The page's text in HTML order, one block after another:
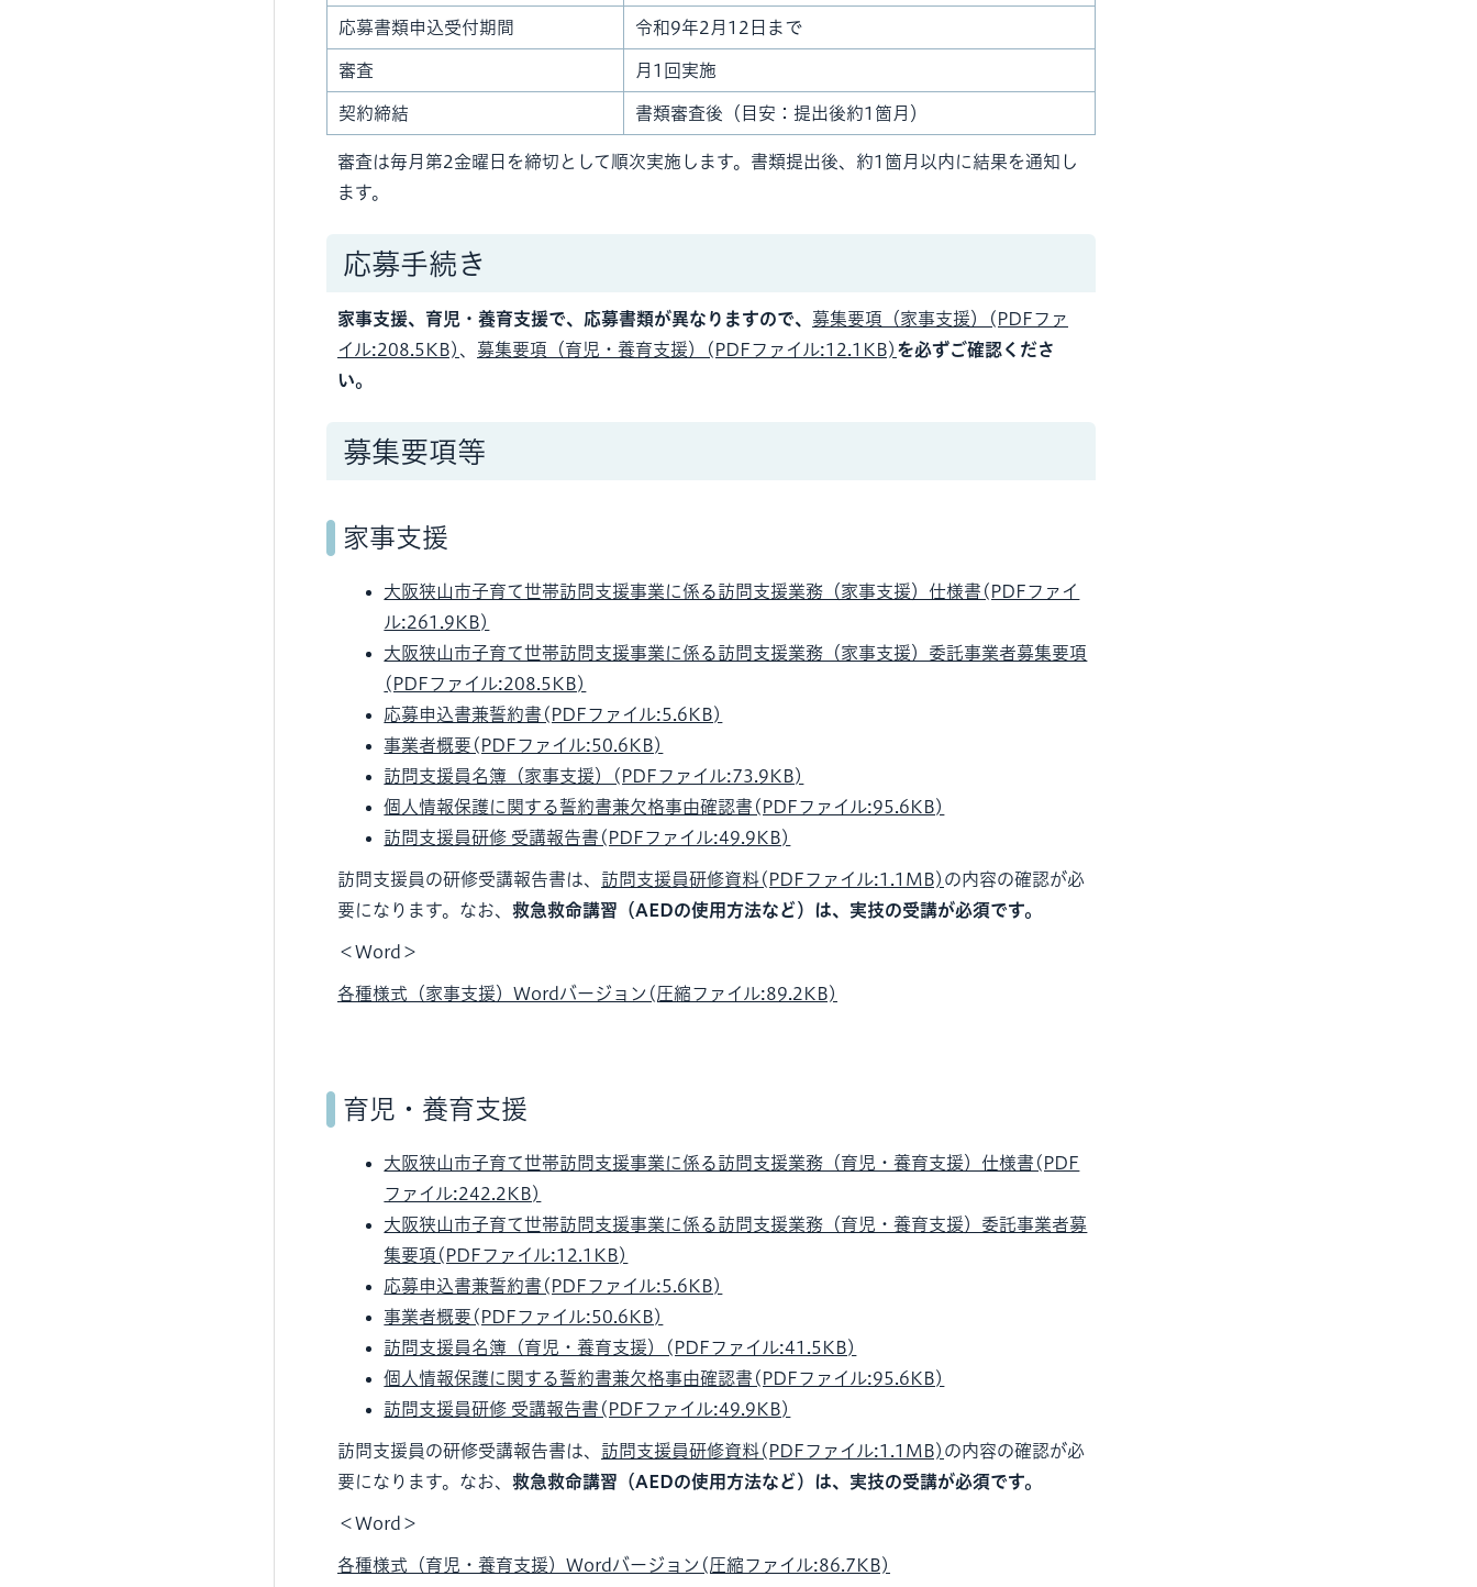
応募書類申込受付期間 令和9年2月12日まで
審査 月1回実施
契約締結 書類審査後（目安：提出後約1箇月）
審査は毎月第2金曜日を締切として順次実施します。書類提出後、約1箇月以内に結果を通知し
ます。
応募手続き
家事支援、育児・養育支援で、応募書類が異なりますので、 募集要項（家事支援）(PDFファ
イル:208.5KB) 、 募集要項（育児・養育支援）(PDFファイル:12.1KB) を必ずご確認くださ
い。
募集要項等
家事支援
大阪狭山市子育て世帯訪問支援事業に係る訪問支援業務（家事支援）仕様書(PDFファイ
ル:261.9KB)
大阪狭山市子育て世帯訪問支援事業に係る訪問支援業務（家事支援）委託事業者募集要項
(PDFファイル:208.5KB)
応募申込書兼誓約書(PDFファイル:5.6KB)
事業者概要(PDFファイル:50.6KB)
訪問支援員名簿（家事支援）(PDFファイル:73.9KB)
個人情報保護に関する誓約書兼欠格事由確認書(PDFファイル:95.6KB)
訪問支援員研修 受講報告書(PDFファイル:49.9KB)
訪問支援員の研修受講報告書は、 訪問支援員研修資料(PDFファイル:1.1MB) の内容の確認が必
要になります。なお、 救急救命講習（AEDの使用方法など）は、実技の受講が必須です。
＜Word＞
各種様式（家事支援）Wordバージョン(圧縮ファイル:89.2KB)
育児・養育支援
大阪狭山市子育て世帯訪問支援事業に係る訪問支援業務（育児・養育支援）仕様書(PDF
ファイル:242.2KB)
大阪狭山市子育て世帯訪問支援事業に係る訪問支援業務（育児・養育支援）委託事業者募
集要項(PDFファイル:12.1KB)
応募申込書兼誓約書(PDFファイル:5.6KB)
事業者概要(PDFファイル:50.6KB)
訪問支援員名簿（育児・養育支援）(PDFファイル:41.5KB)
個人情報保護に関する誓約書兼欠格事由確認書(PDFファイル:95.6KB)
訪問支援員研修 受講報告書(PDFファイル:49.9KB)
訪問支援員の研修受講報告書は、 訪問支援員研修資料(PDFファイル:1.1MB) の内容の確認が必
要になります。なお、 救急救命講習（AEDの使用方法など）は、実技の受講が必須です。
＜Word＞
各種様式（育児・養育支援）Wordバージョン(圧縮ファイル:86.7KB)